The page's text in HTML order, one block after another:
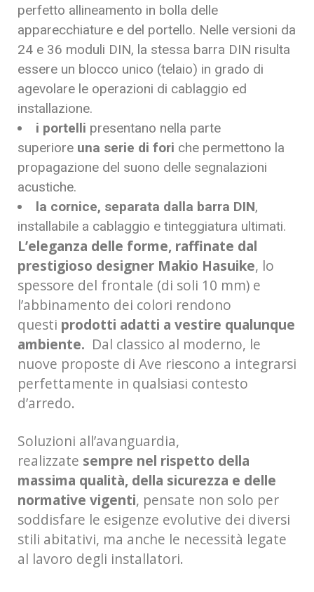
perfetto allineamento in bolla delle
apparecchiature e del portello. Nelle versioni da
24 e 36 moduli DIN, la stessa barra DIN risulta
essere un blocco unico (telaio) in grado di
agevolare le operazioni di cablaggio ed
installazione.
i portelli presentano nella parte
superiore una serie di fori che permettono la
propagazione del suono delle segnalazioni
acustiche.
la cornice, separata dalla barra DIN,
installabile a cablaggio e tinteggiatura ultimati.
L’eleganza delle forme, raffinate dal
prestigioso designer Makio Hasuike, lo
spessore del frontale (di soli 10 mm) e
l’abbinamento dei colori rendono
questi prodotti adatti a vestire qualunque
ambiente. Dal classico al moderno, le
nuove proposte di Ave riescono a integrarsi
perfettamente in qualsiasi contesto
d’arredo.
Soluzioni all’avanguardia,
realizzate sempre nel rispetto della
massima qualità, della sicurezza e delle
normative vigenti, pensate non solo per
soddisfare le esigenze evolutive dei diversi
stili abitativi, ma anche le necessità legate
al lavoro degli installatori.